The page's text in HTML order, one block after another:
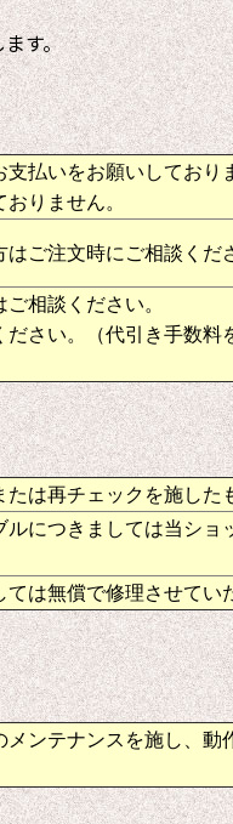
す。
支払いをお願いしており
りません。
ご注文時にご相談くだ
相談ください。
さい。（代引き手数料
たは再チェックを施し
ルにつきましては当ショ
ては無償で修理させてい
メンテナンスを施し、動